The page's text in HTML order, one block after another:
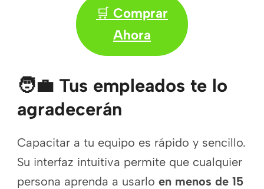
🛒 Comprar
Ahora
🧑‍💼 Tus empleados te lo
agradecerán
Capacitar a tu equipo es rápido y sencillo.
Su interfaz intuitiva permite que cualquier
persona aprenda a usarlo en menos de 15